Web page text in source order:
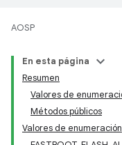
AOSP
En esta página
Resumen
Valores de
Métodos públicos
Valores de enumeración